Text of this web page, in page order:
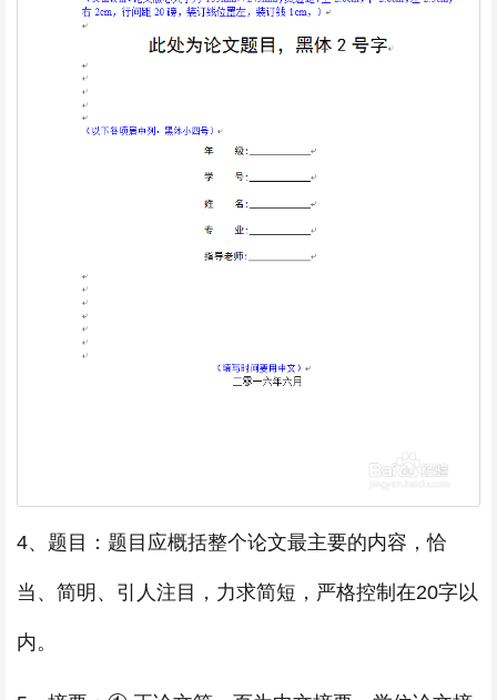
4、题目：题目应概括整个论文最主要的内容，恰
当、简明、引人注目，力求简短，严格控制在20字以
内。